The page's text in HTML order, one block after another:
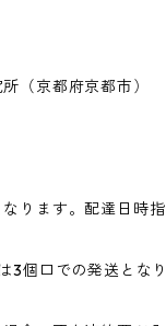
（京都府京都市）
ります。配達日時指
3個口での発送となり